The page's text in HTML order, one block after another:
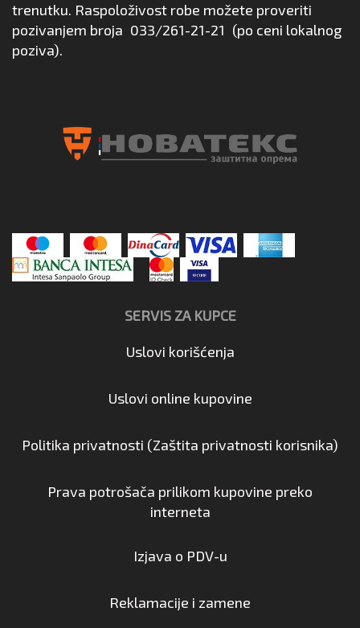
trenutku. Raspoloživost robe možete proveriti
pozivanjem broja 033/261-21-21 (po ceni lokalnog
poziva).
SERVIS ZA KUPCE
Uslovi korišćenja
Uslovi online kupovine
Politika privatnosti (Zaštita privatnosti korisnika)
Prava potrošača prilikom kupovine preko
interneta
Izjava o PDV-u
Reklamacije i zamene